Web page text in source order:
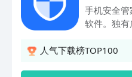
手机安全
软件。独
机进行全面
人气下载榜TOP100